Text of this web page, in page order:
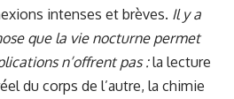
intenses et brèves. Il y a
que la vie nocturne permet
n’offrent pas :la lecture
du corps de l’autre, la chimie